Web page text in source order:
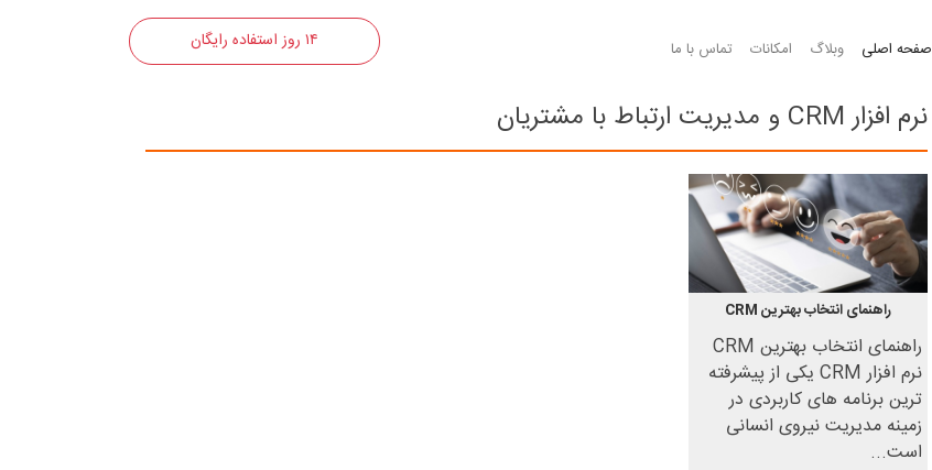
صفحه اصلی وبلاگ امکانات تماس با ما ۱۴ روز استفاده رایگان
نرم افزار CRM و مدیریت ارتباط با مشتریان
راهنمای انتخاب بهترین CRM
راهنمای انتخاب بهترین CRM
نرم افزار CRM یکی از پیشرفته
ترین برنامه های کاربردی در
زمینه مدیریت نیروی انسانی
است...